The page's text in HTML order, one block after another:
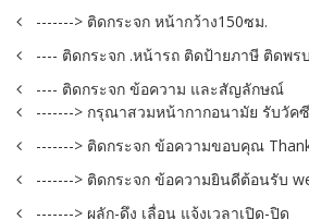
-------> ติดกระจก หน้ากว้าง150ซม.
---- ติดกระจก .หน้ารถ ติดป้ายภาษี ติดพรบ
---- ติดกระจก ข้อความ และสัญลักษณ์
-------> กรุณาสวมหน้ากากอนามัย รับวัค
-------> ติดกระจก ข้อความขอบคุณ
-------> ติดกระจก ข้อความยินดีต้อนรับ
-------> ผลัก-ดึง เลื่อน แจ้งเวลาเปิด-ปิด